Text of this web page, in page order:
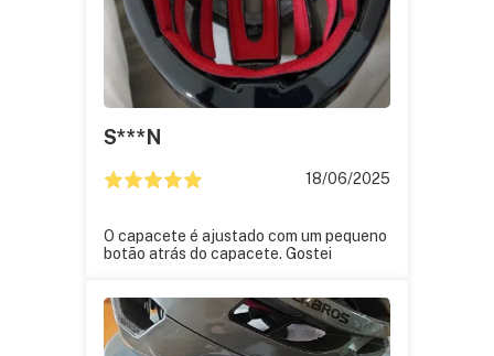
S***n
18/06/2025
O capacete é ajustado com um pequeno
botão atrás do capacete. Gostei